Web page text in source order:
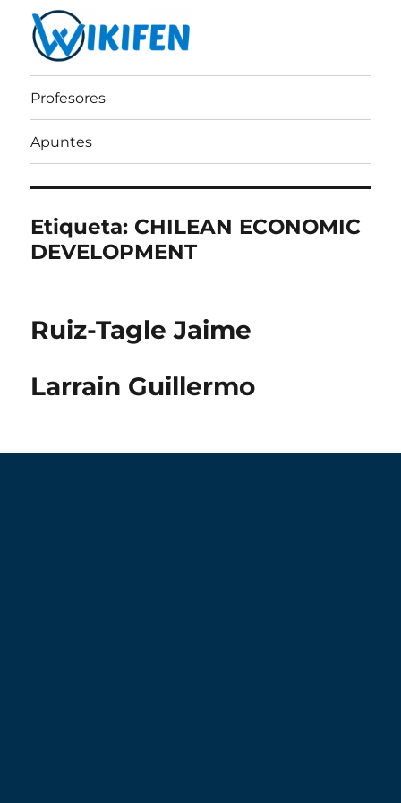
Wikifen
Profesores
Apuntes
Etiqueta: CHILEAN ECONOMIC
DEVELOPMENT
Ruiz-Tagle Jaime
Larrain Guillermo